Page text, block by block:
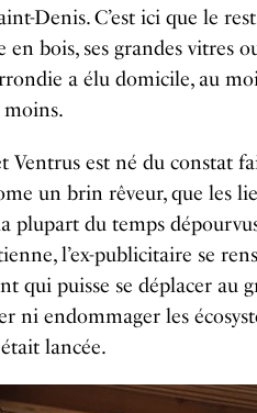
Denis. C’est ici que le
en bois, ses grandes vitres
a élu domicile, au
moins.
Ventrus est né du constat
un brin rêveur, que les
plupart du temps
l’ex-publicitaire se
qui puisse se déplacer au
ni endommager les
lancée.